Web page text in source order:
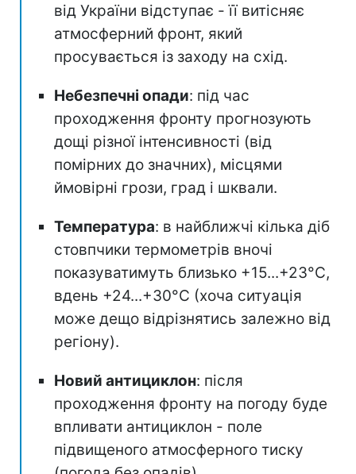
від України відступає - її витісняє
атмосферний фронт, який
просувається із заходу на схід.
Небезпечні опади: під час
проходження фронту прогнозують
дощі різної інтенсивності (від
помірних до значних), місцями
ймовірні грози, град і шквали.
Температура: в найближчі кілька діб
стовпчики термометрів вночі
показуватимуть близько +15...+23°С,
вдень +24...+30°C (хоча ситуація
може дещо відрізнятись залежно від
регіону).
Новий антициклон: після
проходження фронту на погоду буде
впливати антициклон - поле
підвищеного атмосферного тиску